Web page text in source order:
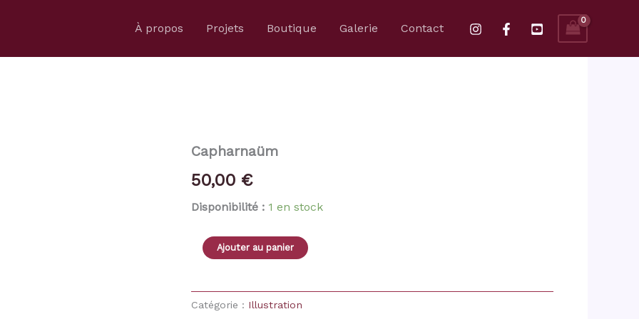
À propos Projets Boutique Galerie Contact
Capharnaüm
50,00 €
Disponibilité : 1 en stock
quantitéAjouter au panier
Catégorie : Illustration